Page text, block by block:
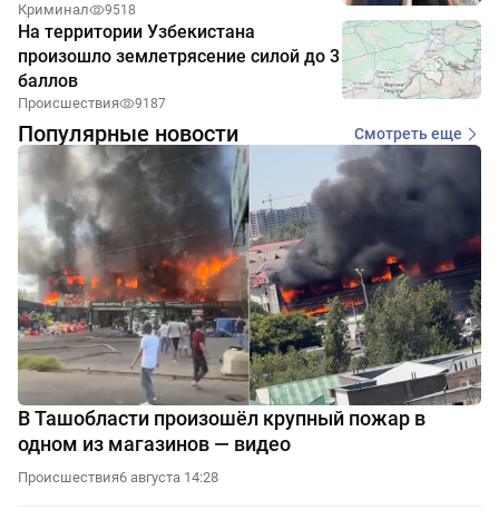
Криминал 9518
На территории Узбекистана
произошло землетрясение силой до 3
баллов
Происшествия 9187
Популярные новости Смотреть еще
В Ташобласти произошёл крупный пожар в
одном из магазинов — видео
Происшествия6 августа 14:28